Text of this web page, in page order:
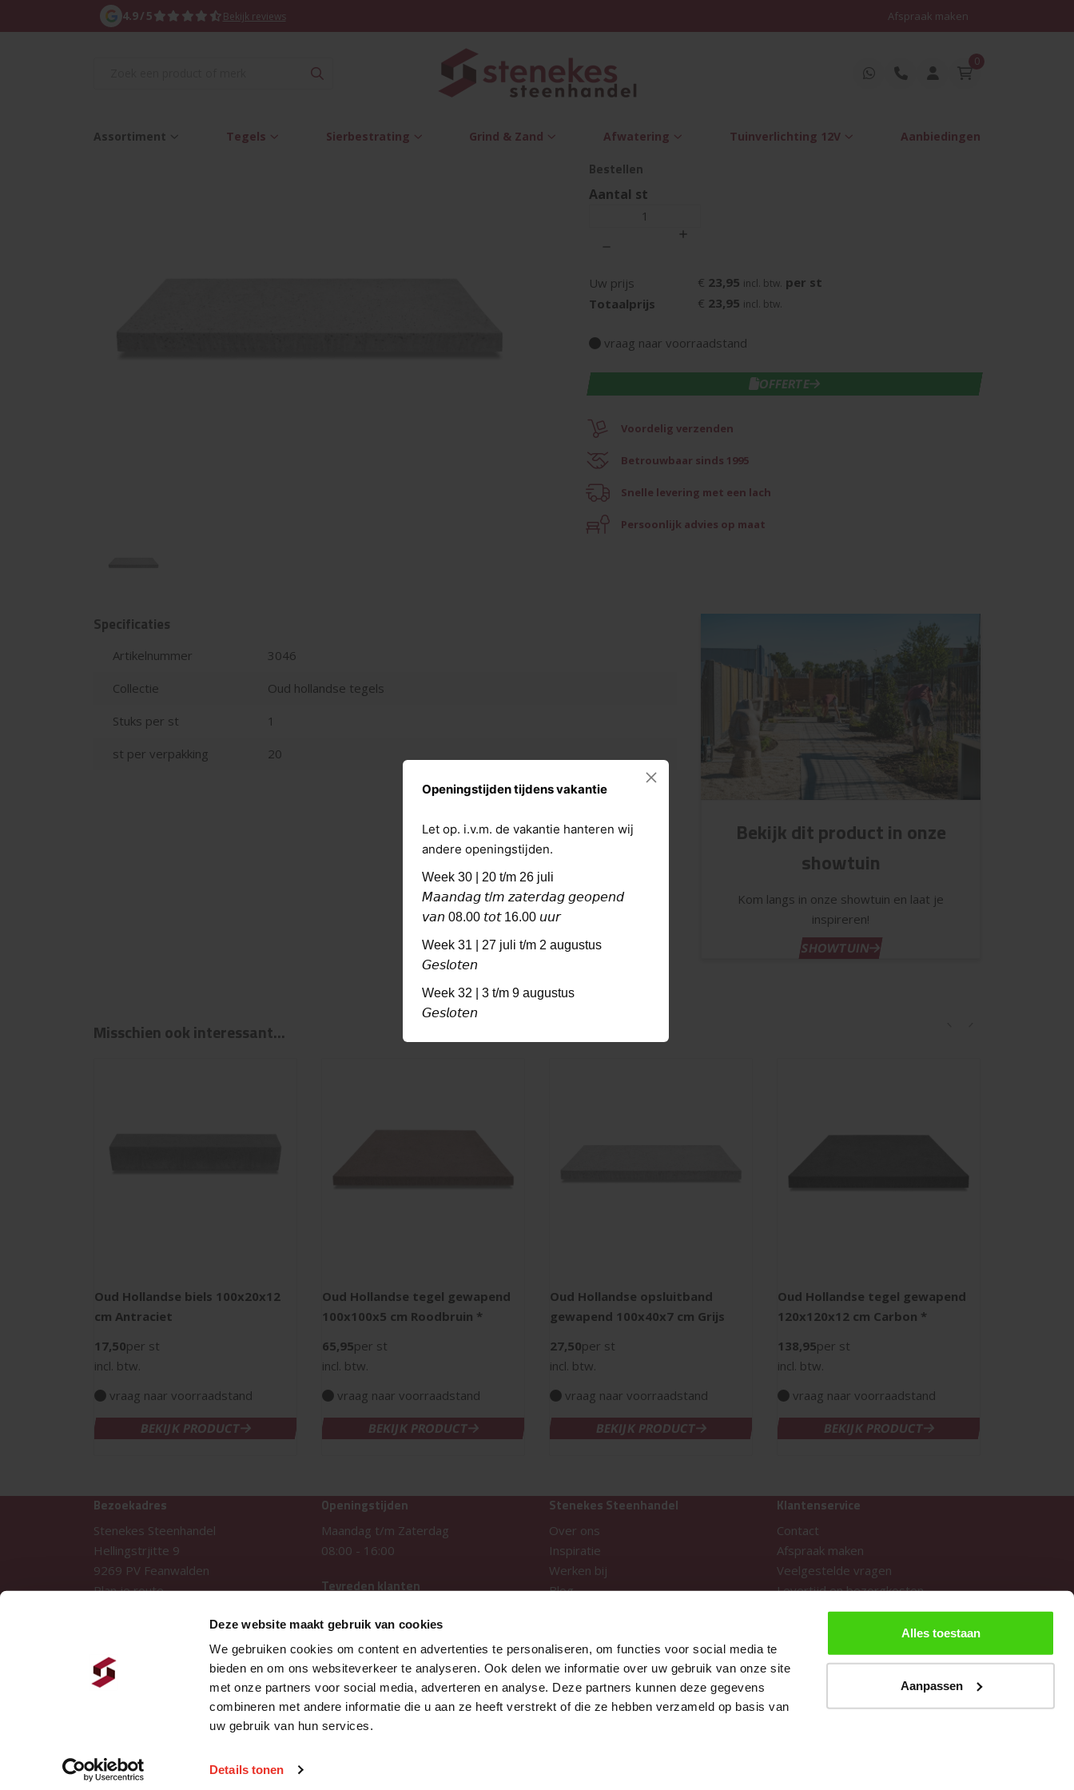
Deze website maakt gebruik van cookies
We gebruiken cookies om content en advertenties te personaliseren, om functies voor social media te
bieden en om ons websiteverkeer te analyseren. Ook delen we informatie over uw gebruik van onze site
met onze partners voor social media, adverteren en analyse. Deze partners kunnen deze gegevens
combineren met andere informatie die u aan ze heeft verstrekt of die ze hebben verzameld op basis van
uw gebruik van hun services.
Details tonen
Alles toestaan
Aanpassen
4.9/ 5 Bekijk reviews Afspraak maken
0
Assortiment Tegels Sierbestrating Grind & Zand Afwatering Tuinverlichting 12V Aanbiedingen
Voordelig verzenden Persoonlijk advies op maat
Oud hollandse tegels Oud Hollandse opsluitband gewapend 100x40x5 cm Grijs
Oud Hollandse opsluitband
gewapend 100x40x5 cm Grijs
Bestellen
Aantal st
Uw prijs € 23,95 incl. btw. per st
Totaalprijs
€ 23,95 incl. btw.
vraag naar voorraadstand
IN WINKELWAGEN
OFFERTE
Voordelig verzenden
Betrouwbaar sinds 1995
Snelle levering met een lach
Persoonlijk advies op maat
Specificaties
Artikelnummer 3046
Collectie Oud hollandse tegels
Stuks per st 1
st per verpakking 20
Bekijk dit product in onze
showtuin
Kom langs in onze showtuin en laat je
inspireren!
SHOWTUIN
Misschien ook interessant...
Oud Hollandse biels 100x20x12
cm Antraciet
17,50per st
incl. btw.
vraag naar voorraadstand
BEKIJK PRODUCT
Oud Hollandse tegel gewapend
100x100x5 cm Roodbruin *
65,95per st
incl. btw.
vraag naar voorraadstand
BEKIJK PRODUCT
Oud Hollandse opsluitband
gewapend 100x40x7 cm Grijs
27,50per st
incl. btw.
vraag naar voorraadstand
BEKIJK PRODUCT
Oud Hollandse tegel gewapend
120x120x12 cm Carbon *
138,95per st
incl. btw.
vraag naar voorraadstand
BEKIJK PRODUCT
Bezoekadres
Stenekes Steenhandel
Hellingstrjitte 9
9269 PV Feanwalden
Plan je route
E:info@stenekes-steenhandel.nl
Openingstijden
Maandag t/m Zaterdag
08:00 - 16:00
Tevreden klanten
Stenekes Steenhandel
Over ons
Inspiratie
Werken bij
Blog
Stenekes zakelijk
Showtuin
Klantenservice
Contact
Afspraak maken
Veelgestelde vragen
Levertijd en bezorgkosten
Openingstijden
Algemene voorwaarden
Voegencalculator
© 2026 Stenekes Steenhandel
Openingstijden tijdens vakantie
Let op. i.v.m. de vakantie hanteren wij
andere openingstijden.
Week 30 | 20 t/m 26 juli
𝘔𝘢𝘢𝘯𝘥𝘢𝘨 𝘵/𝘮 𝘻𝘢𝘵𝘦𝘳𝘥𝘢𝘨 𝘨𝘦𝘰𝘱𝘦𝘯𝘥
𝘷𝘢𝘯 08.00 𝘵𝘰𝘵 16.00 𝘶𝘶𝘳
Week 31 | 27 juli t/m 2 augustus
𝘎𝘦𝘴𝘭𝘰𝘵𝘦𝘯
Week 32 | 3 t/m 9 augustus
𝘎𝘦𝘴𝘭𝘰𝘵𝘦𝘯